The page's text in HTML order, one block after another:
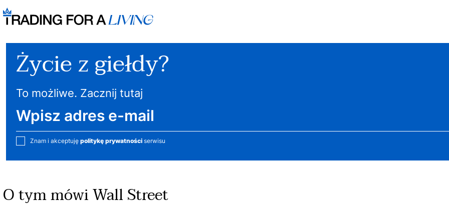
Życie z giełdy?
To możliwe. Zacznij tutaj
Znam i akceptuję politykę prywatności serwisu
O tym mówi Wall Street